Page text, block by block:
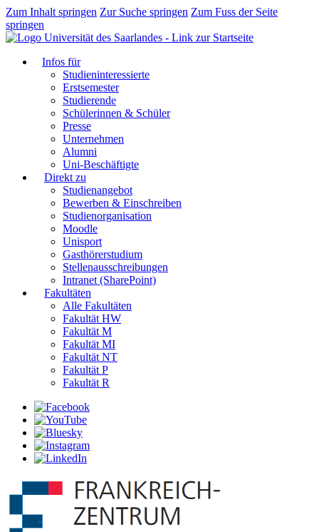
Zum Inhalt springen Zur Suche springen Zum Fuss der Seite
springen
Infos für
Studieninteressierte
Erstsemester
Studierende
Schülerinnen & Schüler
Presse
Unternehmen
Alumni
Uni-Beschäftigte
Direkt zu
Studienangebot
Bewerben & Einschreiben
Studienorganisation
Moodle
Unisport
Gasthörerstudium
Stellenausschreibungen
Intranet (SharePoint)
Fakultäten
Alle Fakultäten
Fakultät HW
Fakultät M
Fakultät MI
Fakultät NT
Fakultät P
Fakultät R